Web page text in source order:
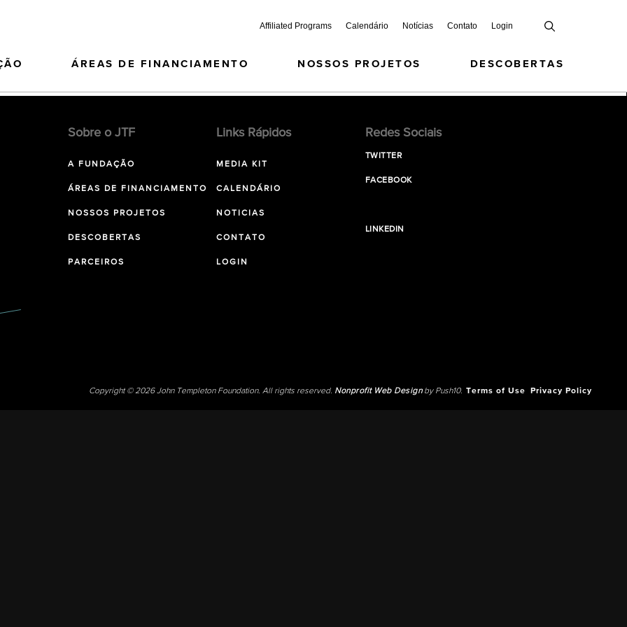
Affiliated Programs Calendário Notícias Contato Login
ÁREAS DE FINANCIAMENTO NOSSOS PROJETOS DESCOBERTAS
Sobre o JTF
A FUNDAÇÃO
ÁREAS DE FINANCIAMENTO
NOSSOS PROJETOS
DESCOBERTAS
PARCEIROS
Links Rápidos
MEDIA KIT
CALENDÁRIO
NOTICIAS
CONTATO
LOGIN
Redes Sociais
TWITTER
FACEBOOK
LINKEDIN
Copyright © 2026 John Templeton Foundation. All rights reserved. Nonprofit Web Designby Push10. Terms of Use Privacy Policy